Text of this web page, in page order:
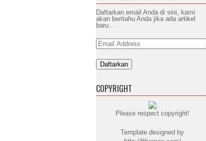
Daftarkan email Anda di sini, kami
akan beritahu Anda jika ada artikel
baru...
Email
Address
COPYRIGHT
Please respect copyright!
Template designed by